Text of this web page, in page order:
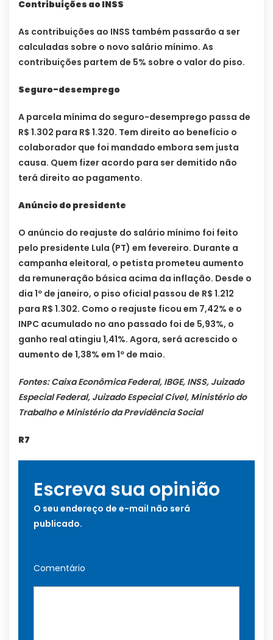
Contribuições ao INSS
As contribuições ao INSS também passarão a ser
calculadas sobre o novo salário mínimo. As
contribuições partem de 5% sobre o valor do piso.
Seguro-desemprego
A parcela mínima do seguro-desemprego passa de
R$ 1.302 para R$ 1.320. Tem direito ao benefício o
colaborador que foi mandado embora sem justa
causa. Quem fizer acordo para ser demitido não
terá direito ao pagamento.
Anúncio do presidente
O anúncio do reajuste do salário mínimo foi feito
pelo presidente Lula (PT) em fevereiro. Durante a
campanha eleitoral, o petista prometeu aumento
da remuneração básica acima da inflação. Desde o
dia 1º de janeiro, o piso oficial passou de R$ 1.212
para R$ 1.302. Como o reajuste ficou em 7,42% e o
INPC acumulado no ano passado foi de 5,93%, o
ganho real atingiu 1,41%. Agora, será acrescido o
aumento de 1,38% em 1º de maio.
Fontes: Caixa Econômica Federal, IBGE, INSS, Juizado
Especial Federal, Juizado Especial Cível, Ministério do
Trabalho e Ministério da Previdência Social
R7
Escreva sua opinião
O seu endereço de e-mail não será
publicado.
Comentário